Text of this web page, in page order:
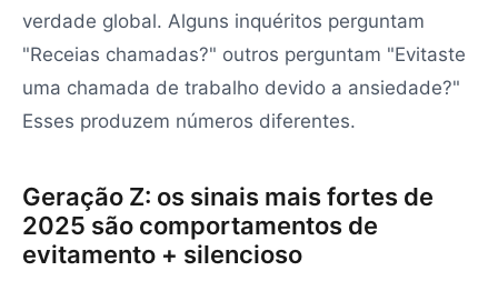
verdade global. Alguns inquéritos perguntam
"Receias chamadas?" outros perguntam "Evitaste
uma chamada de trabalho devido a ansiedade?"
Esses produzem números diferentes.
Geração Z: os sinais mais fortes de
2025 são comportamentos de
evitamento + silencioso